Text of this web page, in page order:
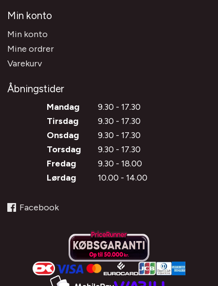
Min konto
Min konto
Mine ordrer
Varekurv
Åbningstider
Mandag
9.30 - 17.30
Tirsdag
9.30 - 17.30
Onsdag
9.30 - 17.30
Torsdag
9.30 - 17.30
Fredag
9.30 - 18.00
Lørdag
10.00 - 14.00
Facebook